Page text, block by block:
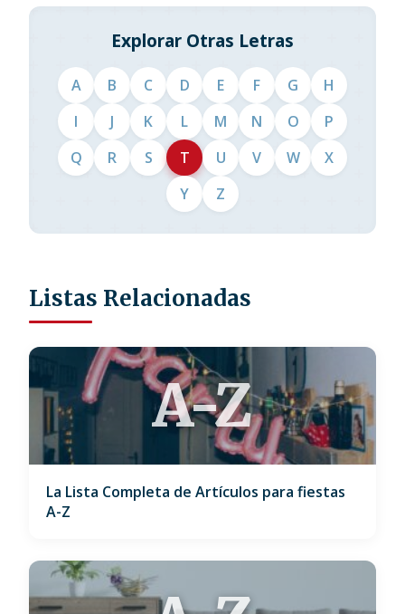
Explorar Otras Letras
A B C D E F G
H
I
J K L M N O
P
Q
R S T U V W
X
Y
Z
Listas Relacionadas
A-Z
La Lista Completa de Artículos para fiestas
A-Z